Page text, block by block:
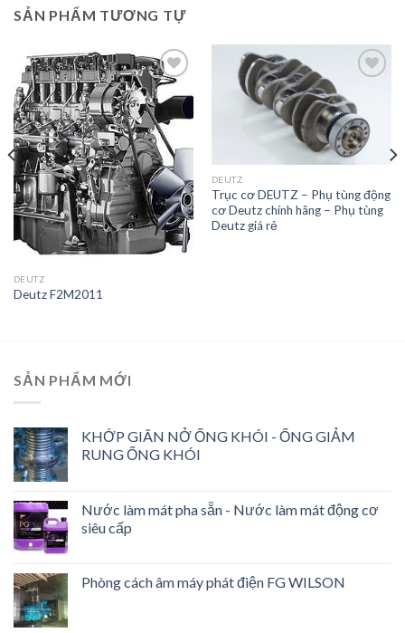
SẢN PHẨM TƯƠNG TỰ
Add to
Wishlist
DEUTZ
Deutz F2M2011
Add to
Wishlist
DEUTZ
Trục cơ DEUTZ – Phụ tùng động
cơ Deutz chính hãng – Phụ tùng
Deutz giá rẻ
SẢN PHẨM MỚI
KHỚP GIÃN NỞ ỐNG KHÓI - ỐNG GIẢM
RUNG ỐNG KHÓI
Nước làm mát pha sẵn - Nước làm mát động cơ
siêu cấp
Phòng cách âm máy phát điện FG WILSON